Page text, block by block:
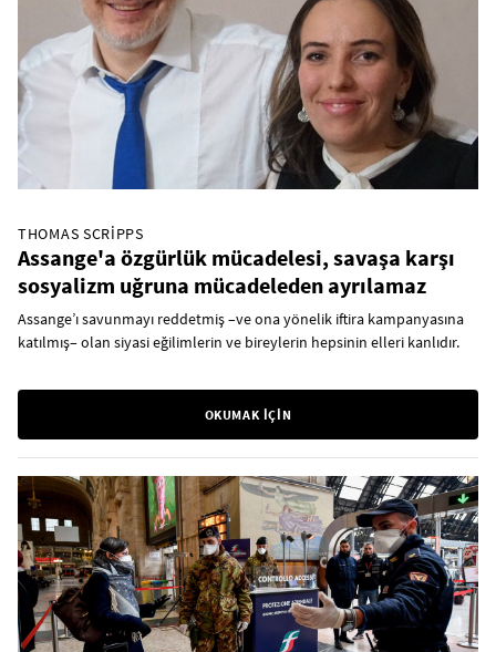
THOMAS SCRIPPS
Assange'a özgürlük mücadelesi, savaşa karşı
sosyalizm uğruna mücadeleden ayrılamaz
Assange’ı savunmayı reddetmiş –ve ona yönelik iftira kampanyasına
katılmış– olan siyasi eğilimlerin ve bireylerin hepsinin elleri kanlıdır.
OKUMAK İÇİN